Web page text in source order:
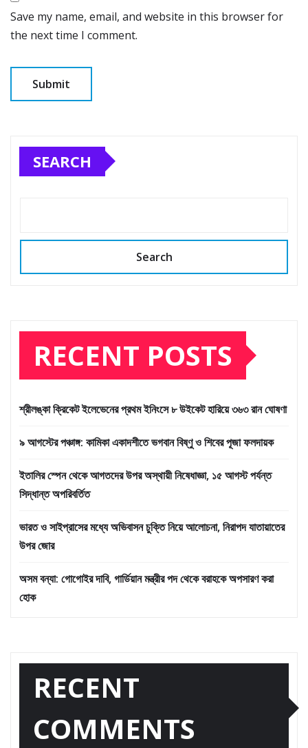
Save my name, email, and website in this browser for
the next time I comment.
SEARCH
Search
RECENT POSTS
শ্রীলঙ্কা ক্রিকেট ইলেভেনের প্রথম ইনিংসে ৮ উইকেট হারিয়ে ৩৬৩ রান ঘোষণা
৯ আগস্টের পঞ্চাঙ্গ: কামিকা একাদশীতে ভগবান বিষ্ণু ও শিবের পূজা ফলদায়ক
ইতালির স্পেন থেকে আগতদের উপর অস্থায়ী নিষেধাজ্ঞা, ১৫ আগস্ট পর্যন্ত
সিদ্ধান্ত অপরিবর্তিত
ভারত ও সাইপ্রাসের মধ্যে অভিবাসন চুক্তি নিয়ে আলোচনা, নিরাপদ যাতায়াতের
উপর জোর
অসম বন্যা: গোগোইর দাবি, গার্ডিয়ান মন্ত্রীর পদ থেকে বরাহকে অপসারণ করা
হোক
RECENT
COMMENTS